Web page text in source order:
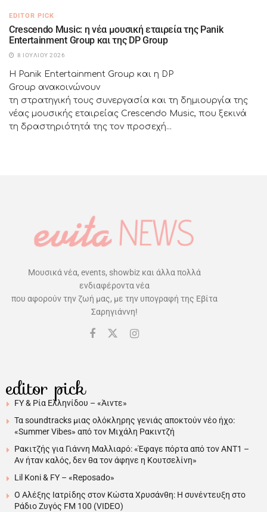
EDITOR PICK
Crescendo Music: η νέα μουσική εταιρεία της Panik
Entertainment Group και της DP Group
8 ΙΟΥΛΊΟΥ 2026
Η Panik Entertainment Group και η DP
Group ανακοινώνουν
τη στρατηγική τους συνεργασία και τη δημιουργία της
νέας μουσικής εταιρείας Crescendo Music, που ξεκινά
τη δραστηριότητά της τον προσεχή...
Μουσικά νέα, events, showbiz και άλλα πολλά
ενδιαφέροντα νέα
που αφορούν την ζωή μας, με την υπογραφή της Εβίτα
Σαρηγιάννη!
editor pick
FY & Ρία Ελληνίδου – «Άιντε»
Τα soundtracks μιας ολόκληρης γενιάς αποκτούν νέο ήχο:
«Summer Vibes» από τον Μιχάλη Ρακιντζή
Ρακιτζής για Γιάννη Μαλλιαρό: «Έφαγε πόρτα από τον ΑΝΤ1 –
Αν ήταν καλός, δεν θα τον άφηνε η Κουτσελίνη»
Lil Koni & FY – «Reposado»
Ο Αλέξης Ιατρίδης στον Κώστα Χρυσάνθη: Η συνέντευξη στο
Ράδιο Ζυγός FM 100 (VIDEO)